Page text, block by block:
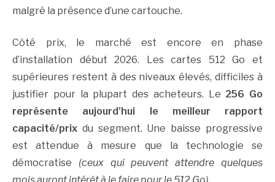
malgré la présence d’une cartouche.
Côté prix, le marché est encore en phase
d’installation début 2026. Les cartes 512 Go et
supérieures restent à des niveaux élevés, difficiles à
justifier pour la plupart des acheteurs. Le 256 Go
représente aujourd’hui le meilleur rapport
capacité/prix du segment. Une baisse progressive
est attendue à mesure que la technologie se
démocratise (ceux qui peuvent attendre quelques
mois auront intérêt à le faire pour le 512 Go).